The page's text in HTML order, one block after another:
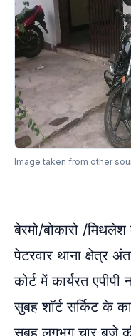
Image taken from other
बेरमो/बोकारो /
पेटरवार थाना क्षेत्र
कोर्ट में कार्यरत
सुबह शॉर्ट सर्किट के
सुबह लगभग चार बजे